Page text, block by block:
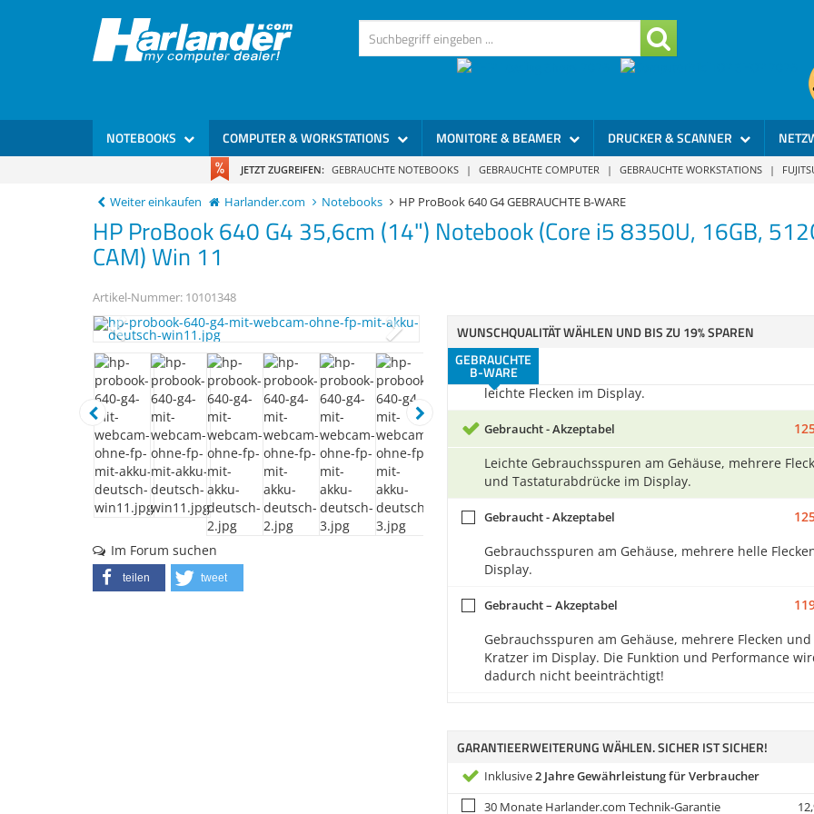
NOTEBOOKS COMPUTER & WORKSTATIONS MONITORE & BEAMER DRUCKER & SCANNER
JETZT ZUGREIFEN: GEBRAUCHTE NOTEBOOKS | GEBRAUCHTE COMPUTER | GEBRAUCHTE WORKSTATIONS |
Weiter einkaufen Harlander.com Notebooks HP ProBook 640 G4 GEBRAUCHTE B-WARE
HP ProBook 640 G4 35,6cm (14") Notebook (Core i5 8350U, 16GB,
CAM) Win 11
Artikel-Nummer: 10101348
Im Forum suchen
teilen tweet
WUNSCHQUALITÄT WÄHLEN UND BIS ZU 19% SPAREN
GEBRAUCHTE
B-WARE
Display.
Gebraucht - Akzeptabel
Gebrauchsspuren am Gehäuse, zwei kleine Flecken
leichte Tastaturabdrücke (im Betrieb kaum sichtbar)
Gebraucht - Akzeptabel
Gebrauchsspuren am Gehäuse, ein kleiner Fleck und
Gebraucht - Akzeptabel
Gebrauchsspuren am Gehäuse, Tastaturabdrücke und
leichte Flecken im Display.
Gebraucht - Akzeptabel
Leichte Gebrauchsspuren am Gehäuse, mehrere
und Tastaturabdrücke im Display.
Gebraucht - Akzeptabel
Gebrauchsspuren am Gehäuse, mehrere helle
Display.
Gebraucht – Akzeptabel
Gebrauchsspuren am Gehäuse, mehrere Flecken und
Kratzer im Display. Die Funktion und Performance
dadurch nicht beeinträchtigt!
GARANTIEERWEITERUNG WÄHLEN. SICHER IST SICHER!
Inklusive2 Jahre Gewährleistung für Verbraucher
30 Monate Harlander.com Technik-Garantie
12,